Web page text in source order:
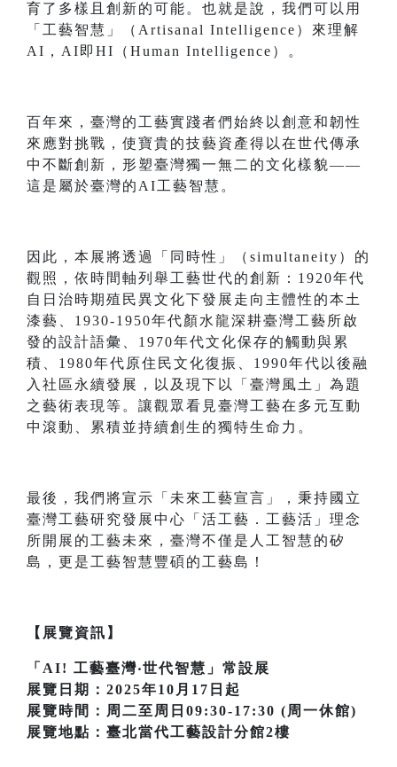
育了多樣且創新的可能。也就是說，我們可以用
「工藝智慧」（Artisanal Intelligence）來理解
AI，AI即HI（Human Intelligence）。
百年來，臺灣的工藝實踐者們始終以創意和韌性
來應對挑戰，使寶貴的技藝資產得以在世代傳承
中不斷創新，形塑臺灣獨一無二的文化樣貌——
這是屬於臺灣的AI工藝智慧。
因此，本展將透過「同時性」（simultaneity）的
觀照，依時間軸列舉工藝世代的創新：1920年代
自日治時期殖民異文化下發展走向主體性的本土
漆藝、1930-1950年代顏水龍深耕臺灣工藝所啟
發的設計語彙、1970年代文化保存的觸動與累
積、1980年代原住民文化復振、1990年代以後融
入社區永續發展，以及現下以「臺灣風土」為題
之藝術表現等。讓觀眾看見臺灣工藝在多元互動
中滾動、累積並持續創生的獨特生命力。
最後，我們將宣示「未來工藝宣言」，秉持國立
臺灣工藝研究發展中心「活工藝．工藝活」理念
所開展的工藝未來，臺灣不僅是人工智慧的矽
島，更是工藝智慧豐碩的工藝島！
【展覽資訊】
「AI! 工藝臺灣‧世代智慧」常設展
展覽日期：2025年10月17日起
展覽時間：周二至周日09:30-17:30 (周一休館)
展覽地點：臺北當代工藝設計分館2樓